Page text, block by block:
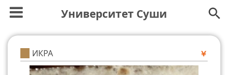
Университет Суши
ИКРА